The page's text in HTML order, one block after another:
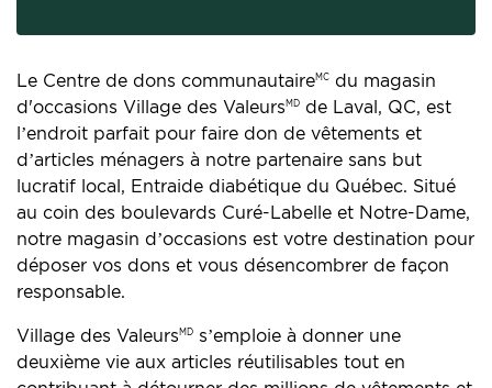
Le Centre de dons communautaireMC du magasin
d'occasions Village des Valeurs MD de Laval, QC, est
l’endroit parfait pour faire don de vêtements et
d’articles ménagers à notre partenaire sans but
lucratif local, Entraide diabétique du Québec. Situé
au coin des boulevards Curé-Labelle et Notre-Dame,
notre magasin d’occasions est votre destination pour
déposer vos dons et vous désencombrer de façon
responsable.
Village des Valeurs MD s’emploie à donner une
deuxième vie aux articles réutilisables tout en